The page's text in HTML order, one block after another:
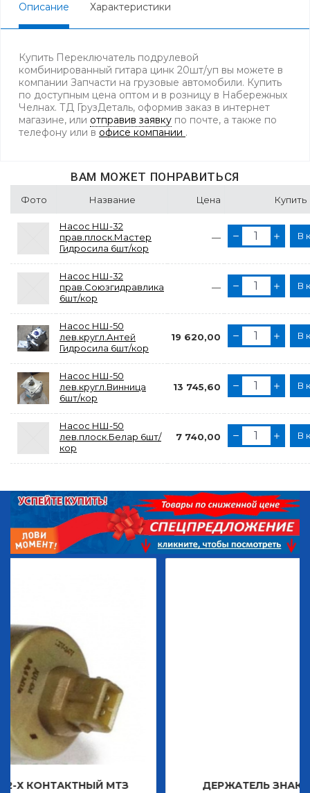
Описание Характеристики
Купить Переключатель подрулевой
комбинированный гитара цинк 20шт/уп вы можете в
компании Запчасти на грузовые автомобили. Купить
по доступным цена оптом и в розницу в Набережных
Челнах. ТД ГрузДеталь, оформив заказ в интернет
магазине, или отправив заявку по почте, а также по
телефону или в офисе компании .
ВАМ МОЖЕТ ПОНРАВИТЬСЯ
Фото Название Цена Купить
Насос НШ-32
прав.плоск.Мастер
Гидросила 6шт/кор
— В
Насос НШ-32
прав.Союзгидравлика
6шт/кор
— В
Насос НШ-50
лев.кругл.Антей
Гидросила 6шт/кор
19 620,00 В
Насос НШ-50
лев.кругл.Винница
6шт/кор
13 745,60 В
Насос НШ-50
лев.плоск.Белар 6шт/
кор
7 740,00 В
МТЗ ДЕРЖАТЕЛЬ ЗНАКА